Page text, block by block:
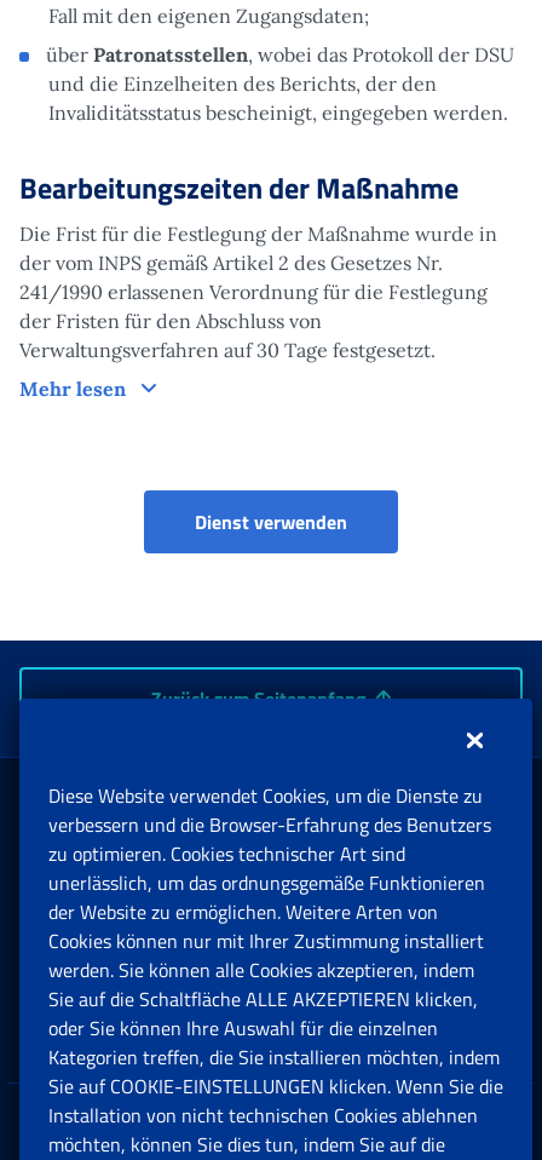
Fall mit den eigenen Zugangsdaten;
über Patronatsstellen, wobei das Protokoll der DSU
und die Einzelheiten des Berichts, der den
Invaliditätsstatus bescheinigt, eingegeben werden.
Bearbeitungszeiten der Maßnahme
Die Frist für die Festlegung der Maßnahme wurde in
der vom INPS gemäß Artikel 2 des Gesetzes Nr.
241/1990 erlassenen Verordnung für die Festlegung
der Fristen für den Abschluss von
Verwaltungsverfahren auf 30 Tage festgesetzt.
Mehr lesen
Bearbeitungszeiten der Maßnahme
Dienst verwenden
Zurück zum Seitenanfang
Rente und Sozialversicherung
Arbeit
Beihilfen, Subventionen und Entschädigungen
Unternehmen und Freiberufler
Datenschutz
Diese Website verwendet Cookies, um die Dienste zu
verbessern und die Browser-Erfahrung des Benutzers
zu optimieren. Cookies technischer Art sind
unerlässlich, um das ordnungsgemäße Funktionieren
der Website zu ermöglichen. Weitere Arten von
Cookies können nur mit Ihrer Zustimmung installiert
werden. Sie können alle Cookies akzeptieren, indem
Sie auf die Schaltfläche ALLE AKZEPTIEREN klicken,
oder Sie können Ihre Auswahl für die einzelnen
Kategorien treffen, die Sie installieren möchten, indem
Sie auf COOKIE-EINSTELLUNGEN klicken. Wenn Sie die
Installation von nicht technischen Cookies ablehnen
möchten, können Sie dies tun, indem Sie auf die